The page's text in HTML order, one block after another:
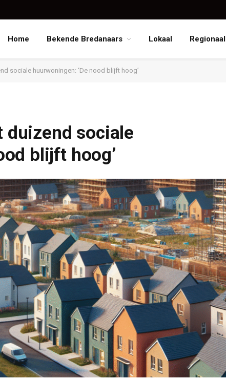
Home Bekende Bredanaars Lokaal Regionaal
sociale huurwoningen: ‘De nood blijft hoog’
duizend sociale
blijft hoog’